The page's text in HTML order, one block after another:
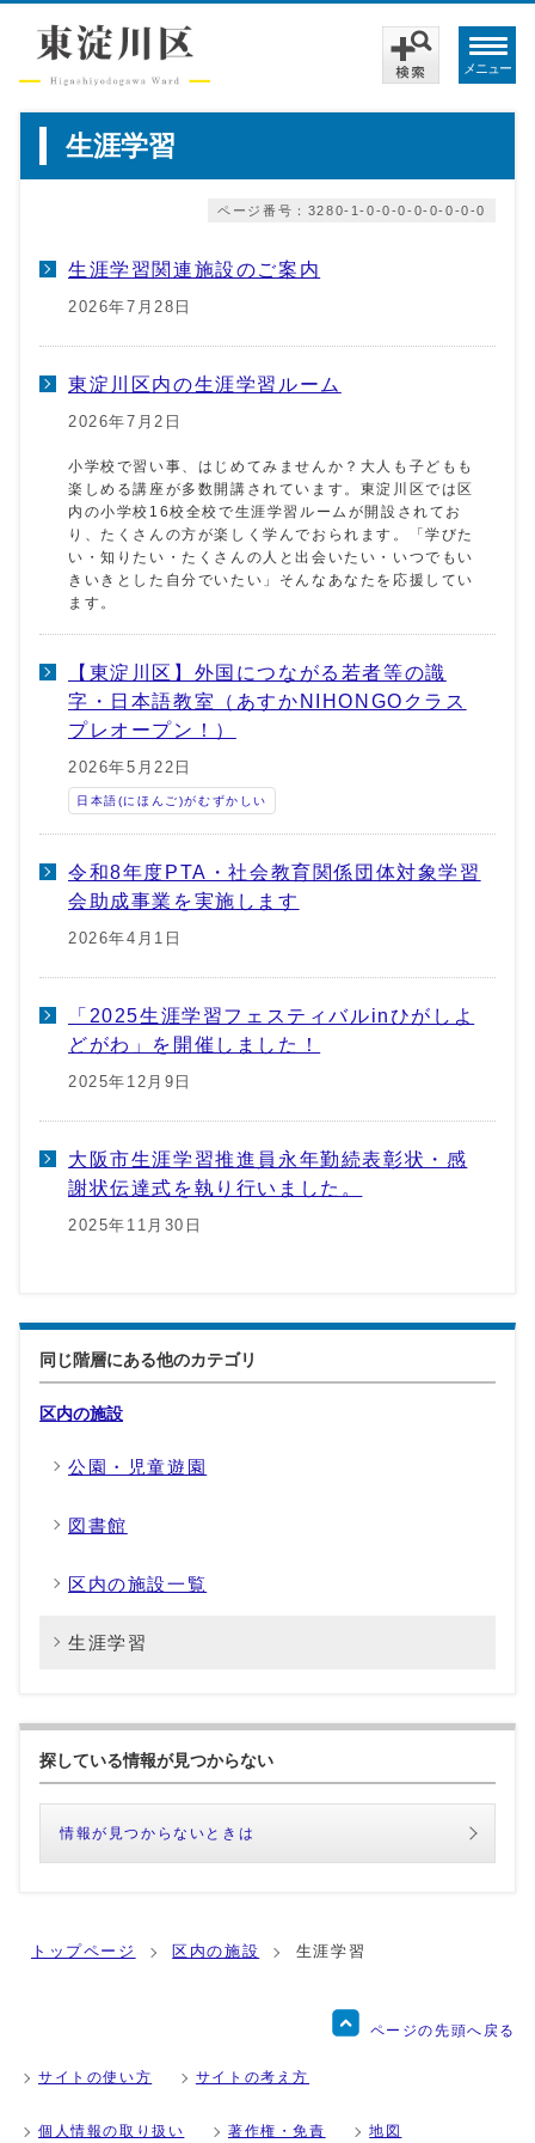
メニュー
生涯学習
ページ番号：3280-1-0-0-0-0-0-0-0-0
生涯学習関連施設のご案内
2026年7月28日
東淀川区内の生涯学習ルーム
2026年7月2日
小学校で習い事、はじめてみませんか？大人も子どもも
楽しめる講座が多数開講されています。東淀川区では区
内の小学校16校全校で生涯学習ルームが開設されてお
り、たくさんの方が楽しく学んでおられます。「学びた
い・知りたい・たくさんの人と出会いたい・いつでもい
きいきとした自分でいたい」そんなあなたを応援してい
ます。
【東淀川区】外国につながる若者等の識
字・日本語教室（あすかNIHONGOクラス
プレオープン！）
2026年5月22日
日本語(にほんご)がむずかしい
令和8年度PTA・社会教育関係団体対象学習
会助成事業を実施します
2026年4月1日
「2025生涯学習フェスティバルinひがしよ
どがわ」を開催しました！
2025年12月9日
大阪市生涯学習推進員永年勤続表彰状・感
謝状伝達式を執り行いました。
2025年11月30日
同じ階層にある他のカテゴリ
区内の施設
公園・児童遊園
図書館
区内の施設一覧
生涯学習
探している情報が見つからない
情報が見つからないときは
トップページ 区内の施設 生涯学習
ページの先頭へ戻る
サイトの使い方 サイトの考え方
個人情報の取り扱い 著作権・免責 地図